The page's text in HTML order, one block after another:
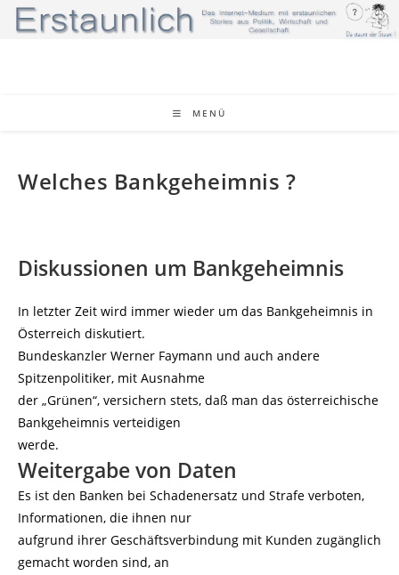
Zum
Inhalt
MENÜ
Welches Bankgeheimnis ?
Diskussionen um Bankgeheimnis
In letzter Zeit wird immer wieder um das Bankgeheimnis in
Österreich diskutiert.
Bundeskanzler Werner Faymann und auch andere
Spitzenpolitiker, mit Ausnahme
der „Grünen“, versichern stets, daß man das österreichische
Bankgeheimnis verteidigen
werde.
Weitergabe von Daten
Es ist den Banken bei Schadenersatz und Strafe verboten,
Informationen, die ihnen nur
aufgrund ihrer Geschäftsverbindung mit Kunden zugänglich
gemacht worden sind, an